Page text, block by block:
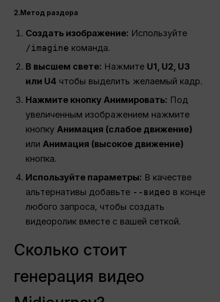
2.Метод раздора
Создать изображение: Используйте
/imagine команда.
В высшем свете: Нажмите U1, U2, U3
или U4 чтобы выделить желаемый кадр.
Нажмите кнопку Анимировать: Под
увеличенным изображением нажмите
кнопку Анимация (слабое движение)
или Анимация (высокое движение)
кнопка.
Используйте параметры: В качестве
альтернативы добавьте --видео в конце
любого запроса, чтобы создать
видеоролик вместе с вашей сеткой.
Сколько стоит
генерация видео